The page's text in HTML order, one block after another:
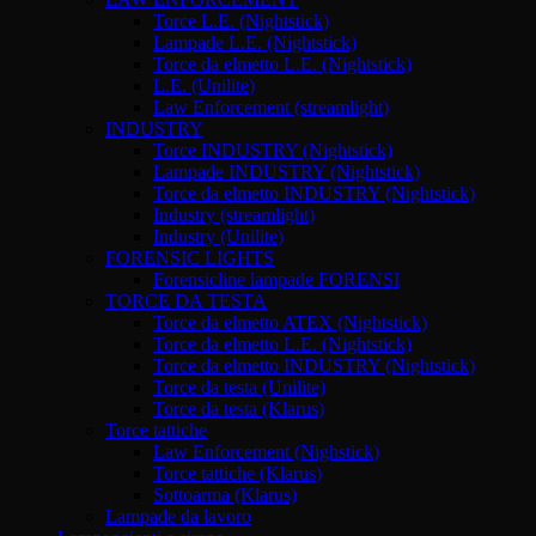
Torce L.E. (Nightstick)
Lampade L.E. (Nightstick)
Torce da elmetto L.E. (Nightstick)
L.E. (Unilite)
Law Enforcement (streamlight)
INDUSTRY
Torce INDUSTRY (Nightstick)
Lampade INDUSTRY (Nightstick)
Torce da elmetto INDUSTRY (Nightstick)
Industry (streamlight)
Industry (Unilite)
FORENSIC LIGHTS
Forensicline lampade FORENSI
TORCE DA TESTA
Torce da elmetto ATEX (Nightstick)
Torce da elmetto L.E. (Nightstick)
Torce da elmetto INDUSTRY (Nightstick)
Torce da testa (Unilite)
Torce da testa (Klarus)
Torce tattiche
Law Enforcement (Nighstick)
Torce tattiche (Klarus)
Sottoarma (Klarus)
Lampade da lavoro